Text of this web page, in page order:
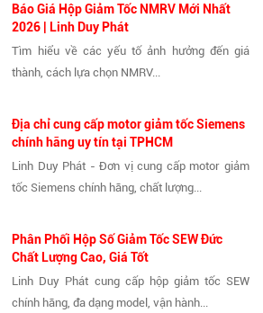
Báo Giá Hộp Giảm Tốc NMRV Mới Nhất
2026 | Linh Duy Phát
Tìm hiểu về các yếu tố ảnh hưởng đến giá
thành, cách lựa chọn NMRV...
Địa chỉ cung cấp motor giảm tốc Siemens
chính hãng uy tín tại TPHCM
Linh Duy Phát - Đơn vị cung cấp motor giảm
tốc Siemens chính hãng, chất lượng...
Phân Phối Hộp Số Giảm Tốc SEW Đức
Chất Lượng Cao, Giá Tốt
Linh Duy Phát cung cấp hộp giảm tốc SEW
chính hãng, đa dạng model, vận hành...